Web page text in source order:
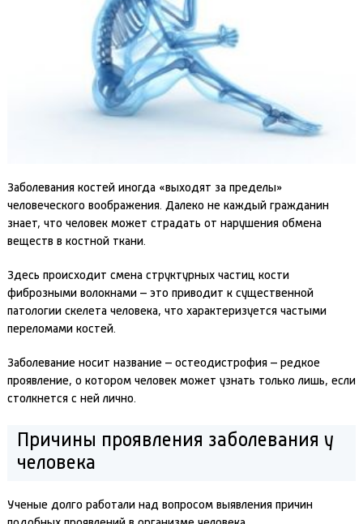
Заболевания костей иногда «выходят за пределы»
человеческого воображения. Далеко не каждый гражданин
знает, что человек может страдать от нарушения обмена
веществ в костной ткани.
Здесь происходит смена структурных частиц кости
фиброзными волокнами – это приводит к существенной
патологии скелета человека, что характеризуется частыми
переломами костей.
Заболевание носит название – остеодистрофия – редкое
проявление, о котором человек может узнать только лишь, если
столкнется с ней лично.
Причины проявления заболевания у
человека
Ученые долго работали над вопросом выявления причин